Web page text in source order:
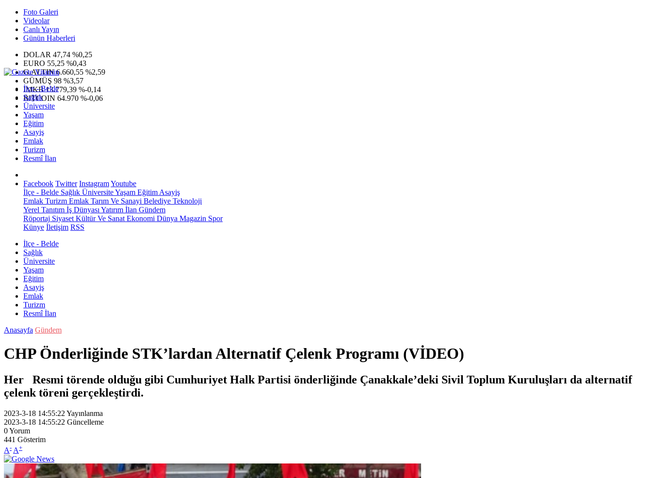
Foto Galeri
Videolar
Canlı Yayın
Günün Haberleri
DOLAR 47,74 %0,25
EURO 55,25 %0,43
G.ALTIN6.660,55 %2,59
GÜMÜŞ 98 %3,57
IMKB13.779,39 %-0,14
BITCOIN 64.970 %-0,06
İlçe - Belde
Sağlık
Üniversite
Yaşam
Eğitim
Asayiş
Emlak
Turizm
Resmî İlan
Facebook Twitter InstagramYoutube
İlçe - Belde Sağlık ÜniversiteYaşam Eğitim Asayiş
Emlak Turizm Emlak Tarım Ve Sanayi Belediye Teknoloji
Yerel Tanıtım İş Dünyası Yatırım İlan Gündem
Röportaj Siyaset Kültür Ve Sanat Ekonomi Dünya Magazin Spor
Künye İletişim RSS
İlçe - Belde
Sağlık
Üniversite
Yaşam
Eğitim
Asayiş
Emlak
Turizm
Resmî İlan
Anasayfa Gündem
CHP Önderliğinde STK’lardan Alternatif Çelenk Programı (VİDEO)
Her Resmi törende olduğu gibi Cumhuriyet Halk Partisi önderliğinde Çanakkale’deki Sivil Toplum Kuruluşları da alternatif
çelenk töreni gerçekleştirdi.
2023-3-18 14:55:22 Yayınlanma
2023-3-18 14:55:22 Güncelleme
0Yorum
441 Gösterim
A- A+